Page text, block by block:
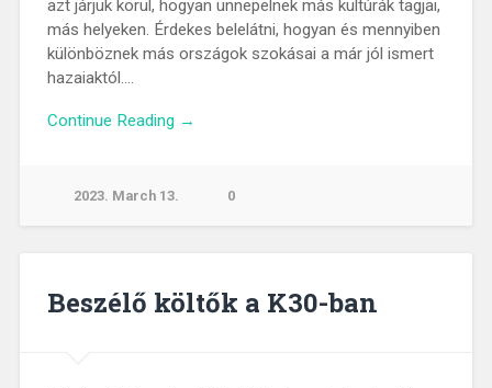
azt járjuk körül, hogyan ünnepelnek más kultúrák tagjai,
más helyeken. Érdekes belelátni, hogyan és mennyiben
különböznek más országok szokásai a már jól ismert
hazaiaktól….
Continue Reading →
2023. March 13. 0
Beszélő költők a K30-ban